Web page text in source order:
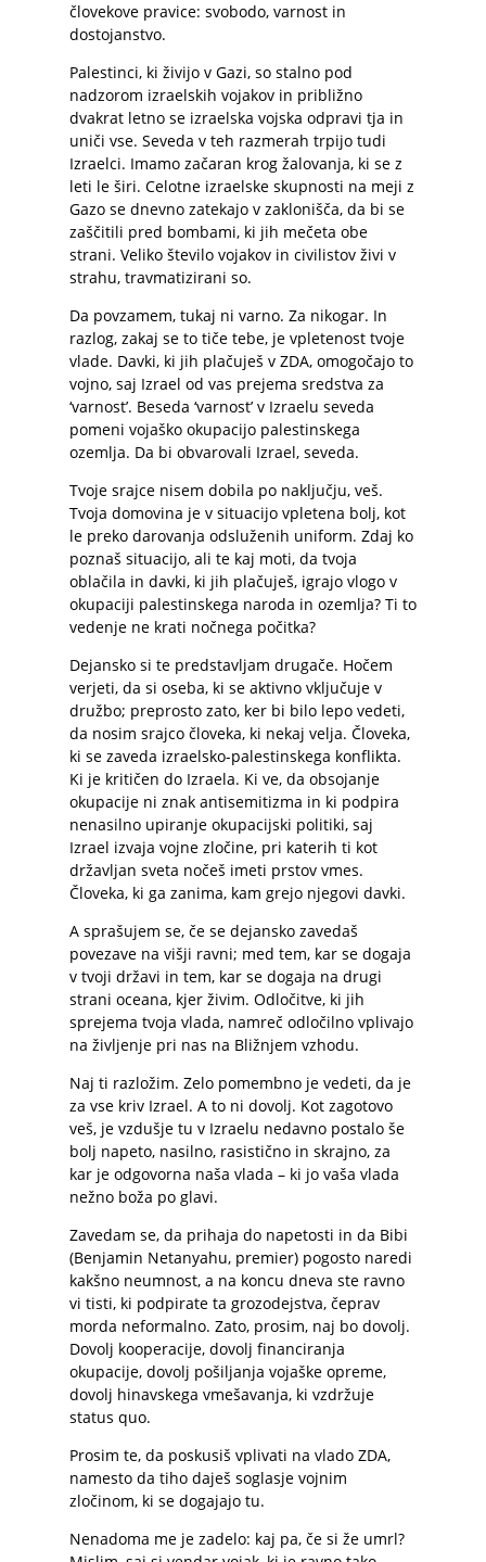
človekove pravice: svobodo, varnost in
dostojanstvo.
Palestinci, ki živijo v Gazi, so stalno pod
nadzorom izraelskih vojakov in približno
dvakrat letno se izraelska vojska odpravi tja in
uniči vse. Seveda v teh razmerah trpijo tudi
Izraelci. Imamo začaran krog žalovanja, ki se z
leti le širi. Celotne izraelske skupnosti na meji z
Gazo se dnevno zatekajo v zaklonišča, da bi se
zaščitili pred bombami, ki jih mečeta obe
strani. Veliko število vojakov in civilistov živi v
strahu, travmatizirani so.
Da povzamem, tukaj ni varno. Za nikogar. In
razlog, zakaj se to tiče tebe, je vpletenost tvoje
vlade. Davki, ki jih plačuješ v ZDA, omogočajo to
vojno, saj Izrael od vas prejema sredstva za
‘varnost’. Beseda ‘varnost’ v Izraelu seveda
pomeni vojaško okupacijo palestinskega
ozemlja. Da bi obvarovali Izrael, seveda.
Tvoje srajce nisem dobila po naključju, veš.
Tvoja domovina je v situacijo vpletena bolj, kot
le preko darovanja odsluženih uniform. Zdaj ko
poznaš situacijo, ali te kaj moti, da tvoja
oblačila in davki, ki jih plačuješ, igrajo vlogo v
okupaciji palestinskega naroda in ozemlja? Ti to
vedenje ne krati nočnega počitka?
Dejansko si te predstavljam drugače. Hočem
verjeti, da si oseba, ki se aktivno vključuje v
družbo; preprosto zato, ker bi bilo lepo vedeti,
da nosim srajco človeka, ki nekaj velja. Človeka,
ki se zaveda izraelsko-palestinskega konflikta.
Ki je kritičen do Izraela. Ki ve, da obsojanje
okupacije ni znak antisemitizma in ki podpira
nenasilno upiranje okupacijski politiki, saj
Izrael izvaja vojne zločine, pri katerih ti kot
državljan sveta nočeš imeti prstov vmes.
Človeka, ki ga zanima, kam grejo njegovi davki.
A sprašujem se, če se dejansko zavedaš
povezave na višji ravni; med tem, kar se dogaja
v tvoji državi in tem, kar se dogaja na drugi
strani oceana, kjer živim. Odločitve, ki jih
sprejema tvoja vlada, namreč odločilno vplivajo
na življenje pri nas na Bližnjem vzhodu.
Naj ti razložim. Zelo pomembno je vedeti, da je
za vse kriv Izrael. A to ni dovolj. Kot zagotovo
veš, je vzdušje tu v Izraelu nedavno postalo še
bolj napeto, nasilno, rasistično in skrajno, za
kar je odgovorna naša vlada – ki jo vaša vlada
nežno boža po glavi.
Zavedam se, da prihaja do napetosti in da Bibi
(Benjamin Netanyahu, premier) pogosto naredi
kakšno neumnost, a na koncu dneva ste ravno
vi tisti, ki podpirate ta grozodejstva, čeprav
morda neformalno. Zato, prosim, naj bo dovolj.
Dovolj kooperacije, dovolj financiranja
okupacije, dovolj pošiljanja vojaške opreme,
dovolj hinavskega vmešavanja, ki vzdržuje
status quo.
Prosim te, da poskusiš vplivati na vlado ZDA,
namesto da tiho daješ soglasje vojnim
zločinom, ki se dogajajo tu.
Nenadoma me je zadelo: kaj pa, če si že umrl?